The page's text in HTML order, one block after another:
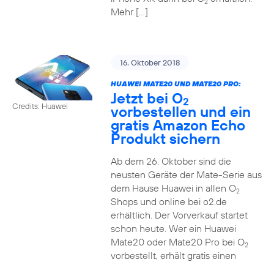
Mehr […]
Credits: Huawei
16. Oktober 2018
HUAWEI MATE20 UND MATE20 PRO:
Jetzt bei O2
vorbestellen und ein
gratis Amazon Echo
Produkt sichern
Ab dem 26. Oktober sind die
neusten Geräte der Mate-Serie aus
dem Hause Huawei in allen O2
Shops und online bei o2.de
erhältlich. Der Vorverkauf startet
schon heute. Wer ein Huawei
Mate20 oder Mate20 Pro bei O2
vorbestellt, erhält gratis einen